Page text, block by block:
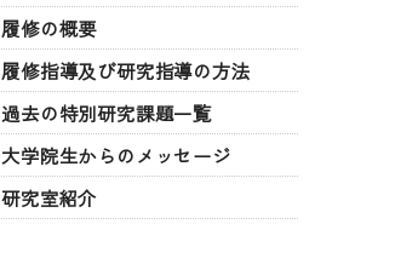
履修の概要
履修指導及び研究指導の方法
過去の特別研究課題一覧
大学院生からのメッセージ
研究室紹介